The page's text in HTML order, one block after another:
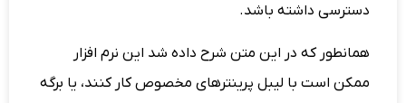
دسترسی داشته باشد.
همانطور که در این متن شرح داده شد این نرم افزار
ممکن است با لیبل پرینترهای مخصوص کار کنند، یا برگه